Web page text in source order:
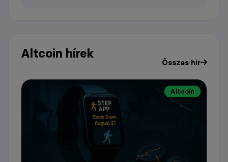
Altcoin hírek
Összes hír
Altcoin